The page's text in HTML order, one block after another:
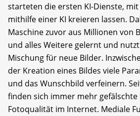
starteten die ersten KI-Dienste,
mithilfe einer KI kreieren lassen.
Maschine zuvor aus Millionen von
und alles Weitere gelernt und
Mischung für neue Bilder.
der Kreation eines Bildes viele
und das Wunschbild verfeinern.
finden sich immer mehr gefälschte
Fotoqualität im Internet. Mediale